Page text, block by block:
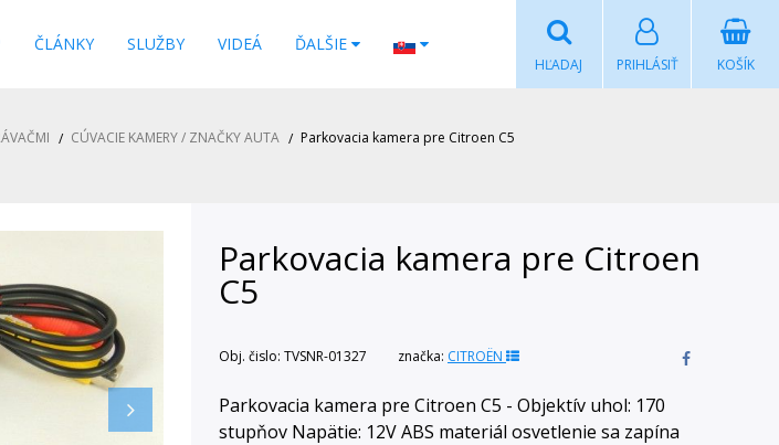
ČLÁNKY SLUŽBY VIDEÁ ĎALŠIE
KOŠÍK
PRIHLÁSIŤ
HĽADAJ
CÚVACIE KAMERY / ZNAČKY AUTA Parkovacia kamera pre Citroen C5
Parkovacia kamera pre Citroen
C5
Obj. čislo: TVSNR-01327 značka: CITROËN
Parkovacia kamera pre Citroen C5 - Objektív uhol: 170
stupňov Napätie: 12V ABS materiál osvetlenie sa zapína